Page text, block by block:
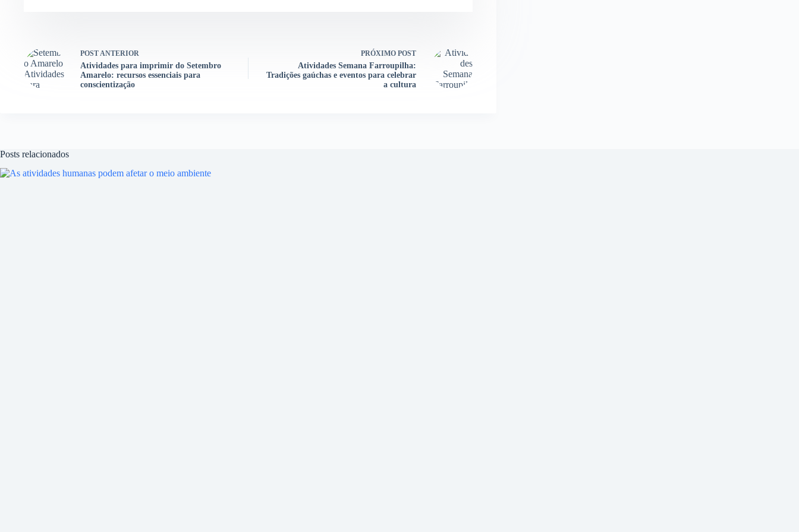
POST ANTERIOR
Atividades para imprimir do Setembro
Amarelo: recursos essenciais para
conscientização
PRÓXIMO POST
Atividades Semana Farroupilha:
Tradições gaúchas e eventos para celebrar
a cultura
Posts relacionados